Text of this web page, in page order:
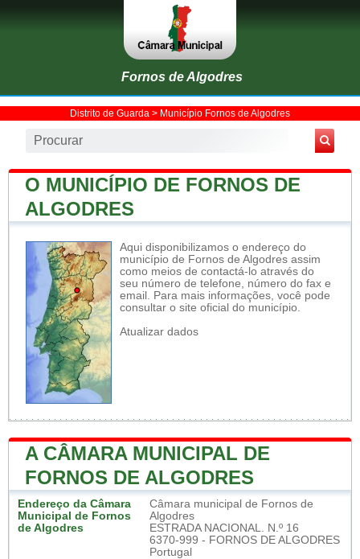
Fornos de Algodres
Distrito de Guarda > Município Fornos de Algodres
O MUNICÍPIO DE FORNOS DE
ALGODRES
Aqui disponibilizamos o endereço do
município de Fornos de Algodres assim
como meios de contactá-lo através do
seu número de telefone, número do fax e
email. Para mais informações, você pode
consultar o site oficial do município.
Atualizar dados
A CÂMARA MUNICIPAL DE
FORNOS DE ALGODRES
Endereço da Câmara
Municipal de Fornos
de Algodres
Câmara municipal de Fornos de
Algodres
ESTRADA NACIONAL. N.º 16
6370-999 - FORNOS DE ALGODRES
Portugal